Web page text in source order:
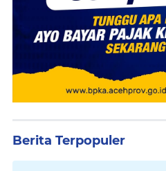
Berita Terpopuler